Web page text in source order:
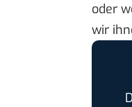
oder
wir